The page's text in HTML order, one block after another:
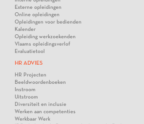
Externe opleidingen
Online opleidingen
Opleidingen voor bedienden
Kalender
Opleiding werkzoekenden
Vlaams opleidingsverlof
Evaluatietool
HR ADVIES
HR Projecten
Beeldwoordenboeken
Instroom
Uitstroom
Diversiteit en inclusie
Werken aan competenties
Werkbaar Werk